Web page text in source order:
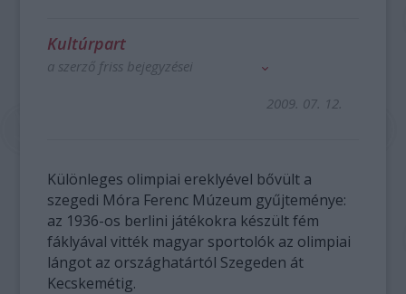
Kultúrpart
a szerző friss bejegyzései
2009. 07. 12.
Különleges olimpiai ereklyével bővült a
szegedi Móra Ferenc Múzeum gyűjteménye:
az 1936-os berlini játékokra készült fém
fáklyával vitték magyar sportolók az olimpiai
lángot az országhatártól Szegeden át
Kecskemétig.